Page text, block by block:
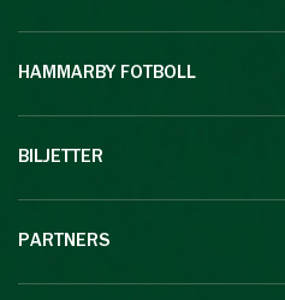
HAMMARBY FOTBOLL
BILJETTER
PARTNERS